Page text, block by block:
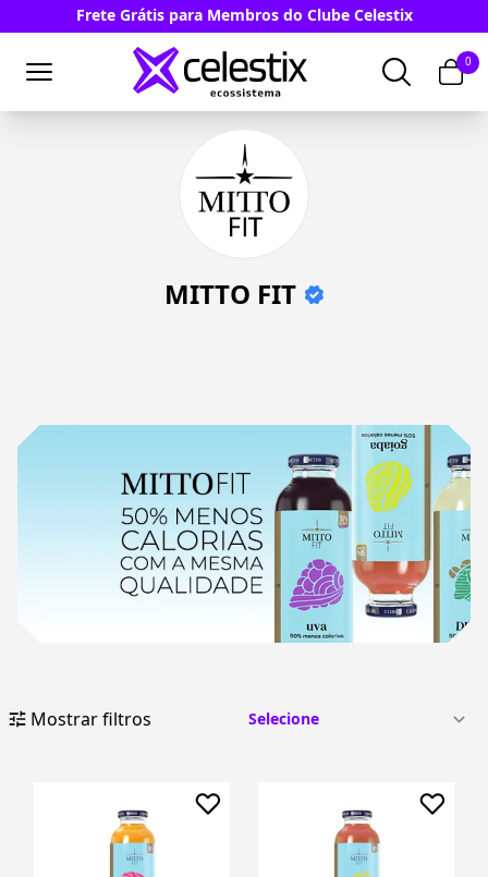
Frete Grátis para Membros do Clube Celestix
0
MITTO FIT
Mostrar filtros